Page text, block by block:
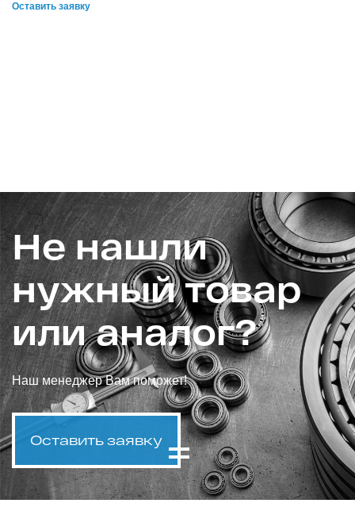
Оставить заявку
Не нашли
нужный товар
или аналог?
Наш менеджер Вам поможет!
Оставить заявку